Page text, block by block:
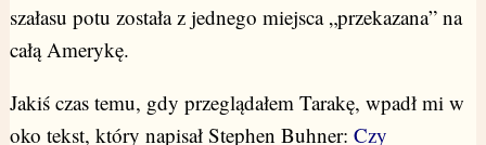
szałasu potu została z jednego miejsca „przekazana” na
całą Amerykę.
Jakiś czas temu, gdy przeglądałem Tarakę, wpadł mi w
oko tekst, który napisał Stephen Buhner: Czy